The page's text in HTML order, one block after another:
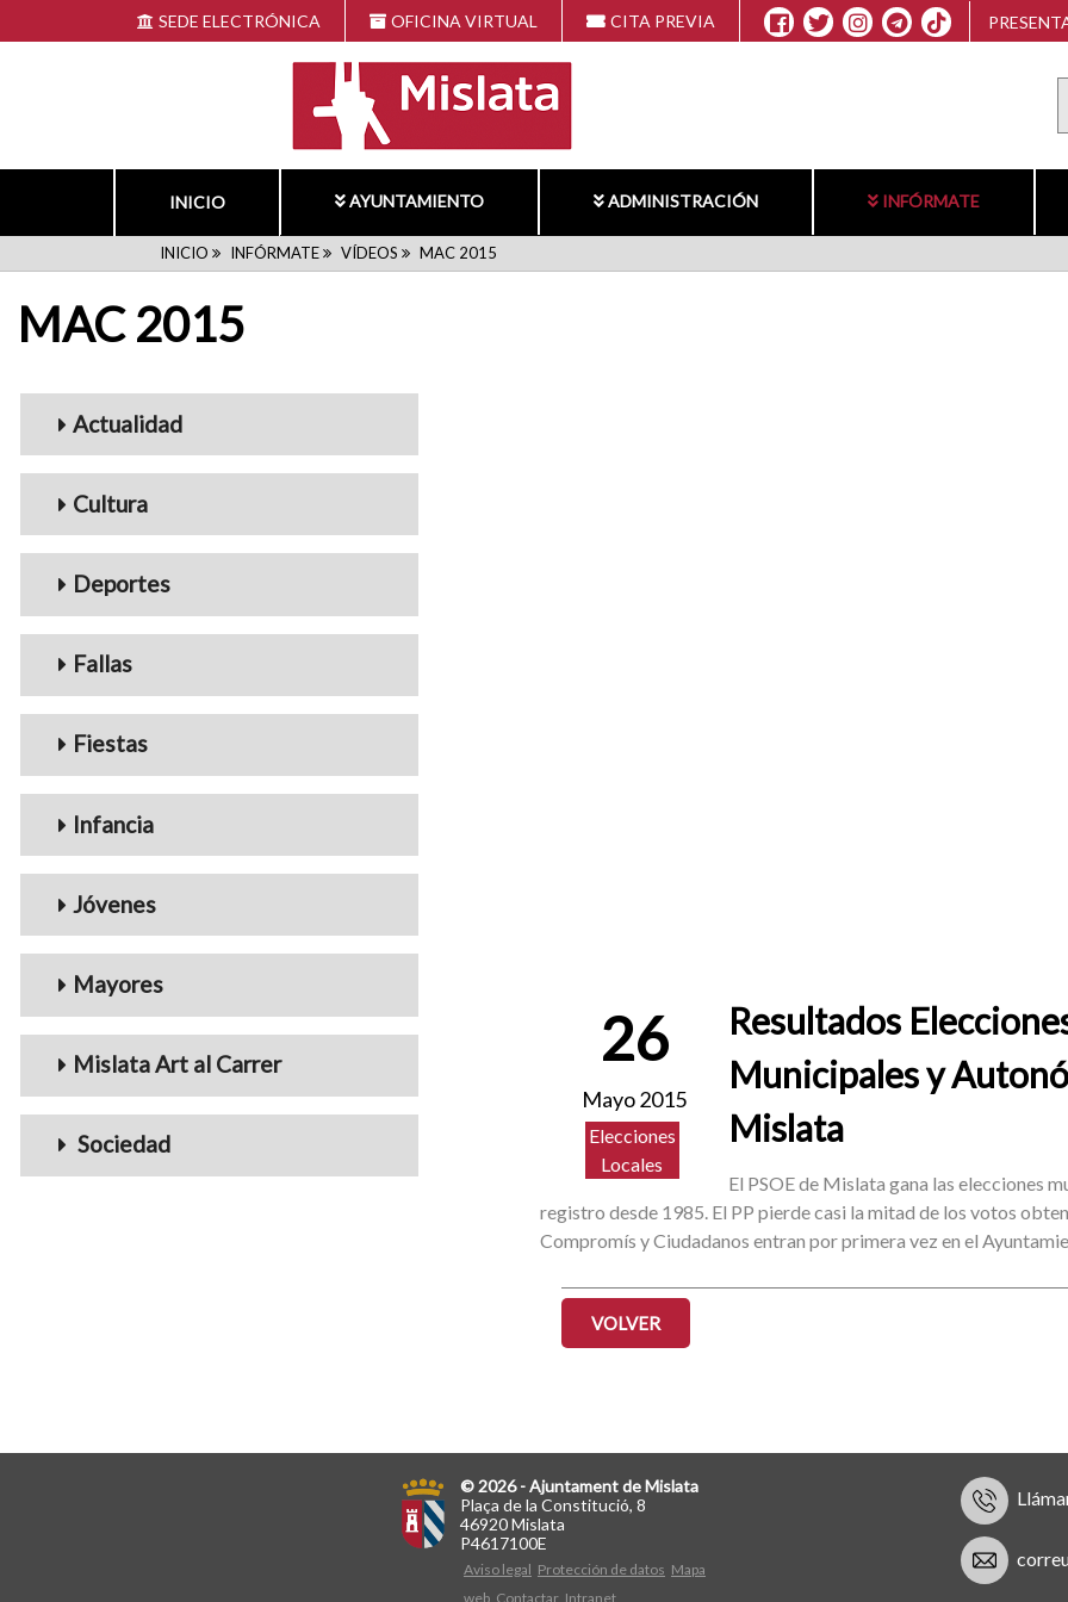
al
SEDE ELECTRÓNICA OFICINA VIRTUAL CITA PREVIA
INICIO AYUNTAMIENTO ADMINISTRACIÓN INFÓRMATE
RUTA
DE
NAVEGACIÓN
INICIO INFÓRMATE VÍDEOS MAC 2015
MAC 2015
Menu_Videos
Actualidad
Cultura
Deportes
Fallas
Fiestas
Infancia
Jóvenes
Mayores
Mislata Art al Carrer
Sociedad
26
Mayo 2015
Elecciones
Locales
Resultados
Municipales y
Mislata
El PSOE de Mislata gana las elecciones
registro desde 1985. El PP pierde casi la mitad de los votos
Compromís y Ciudadanos entran por primera vez en el
VOLVER
© 2026 - Ajuntament de Mislata
Plaça de la Constitució, 8
46920 Mislata
P4617100E
Aviso legal Protección de datos Mapa
web Contactar Intranet